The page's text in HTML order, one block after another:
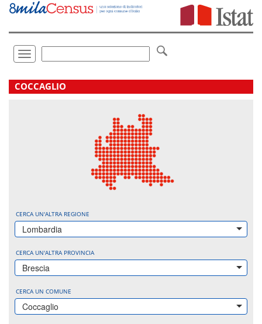
Vai
direttamente
Toggle
navigation
.
COCCAGLIO
CERCA UN'ALTRA REGIONE
Lombardia
CERCA UN'ALTRA PROVINCIA
Brescia
CERCA UN COMUNE
Coccaglio